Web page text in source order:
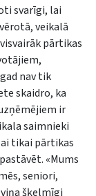
svarīgi, lai
veikalā
pārtikas
nav tik
skaidro, ka
ir
saimnieki
tikai pārtikas
«Mums
seniori,
šķelmīgi